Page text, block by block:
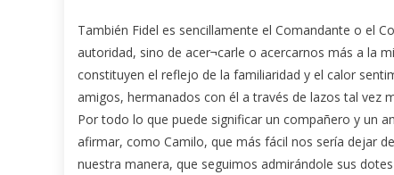
También Fidel es sencillamente el Comandante o el
autoridad, sino de acer¬carle o acercarnos más a la
constituyen el reflejo de la familiaridad y el calor
amigos, hermanados con él a través de lazos tal vez
Por todo lo que puede significar un compañero y un
afirmar, como Camilo, que más fácil nos sería dejar
nuestra manera, que seguimos admirándole sus